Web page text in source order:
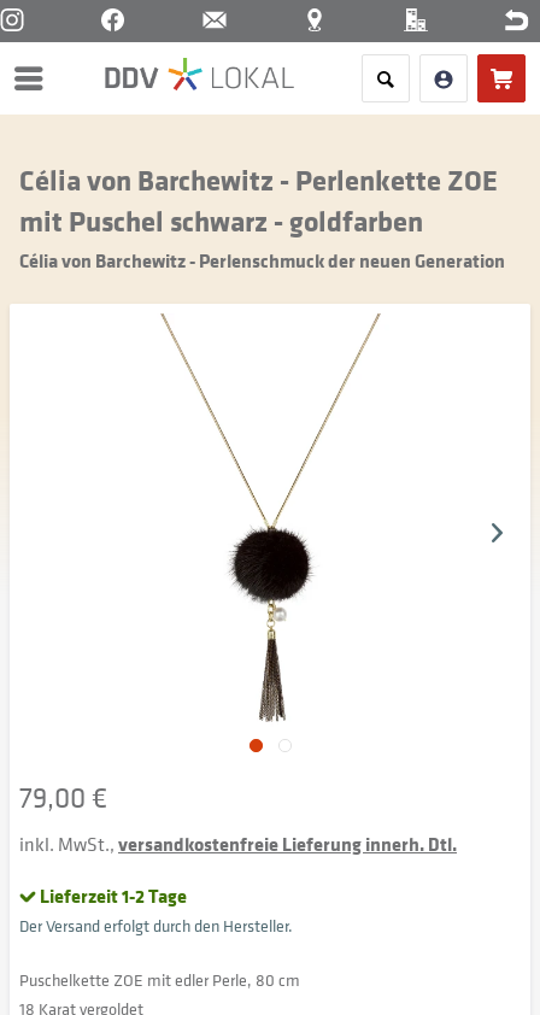
Menü
Célia von Barchewitz - Perlenkette ZOE
mit Puschel schwarz - goldfarben
Célia von Barchewitz - Perlenschmuck der neuen Generation
79,00 €
inkl. MwSt.,versandkostenfreie Lieferung innerh. Dtl.
Lieferzeit 1-2 Tage
Der Versand erfolgt durch den Hersteller.
Puschelkette ZOE mit edler Perle, 80 cm
18 Karat vergoldet